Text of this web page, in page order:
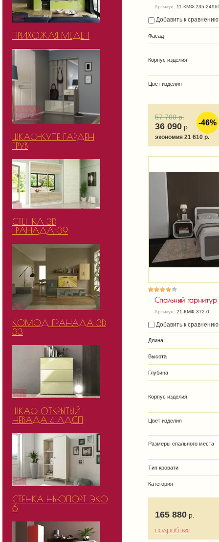
ПРИХОЖАЯ МЕДЕ-1
ШКАФ-КУПЕ ГАРДЕН
ГРУВ
СТЕНКА 3D
ГРАНАДА-39
КОМОД ГРАНАДА 3D
33
ШКАФ ОТКРЫТЫЙ
НЕВАДА 4 ЛДСП
СТЕНКА НЬЮПОРТ ЭКО
6
Артикул: 11-КМФ-235-
Добавить к сравнению
Фасад
Корпус изделия
Цвет изделия
-46%
57 700р.
36 090 р.
экономия 21 610 р.
Спальный
Артикул: 21-КМФ-372-0
Добавить к сравнению
Длина
Высота
Глубина
Корпус изделия
Цвет изделия
Размеры спального места
Тип кровати
Категория
165 880 р.
подробнее